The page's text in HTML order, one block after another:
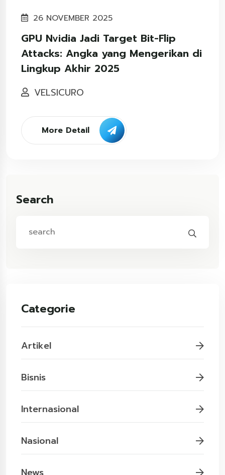
26 NOVEMBER 2025
GPU Nvidia Jadi Target Bit-Flip
Attacks: Angka yang Mengerikan di
Lingkup Akhir 2025
VELSICURO
More Detail
Search
Categorie
Artikel
Bisnis
Internasional
Nasional